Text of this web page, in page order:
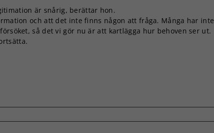
är snårig, berättar hon.
och att det inte finns någon att fråga. Många har inte
så det vi gör nu är att kartlägga hur behoven ser ut.